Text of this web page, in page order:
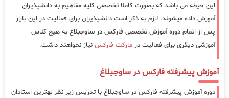
این حیطه می باشد که بصورت کاملا تخصصی کلیه مفاهیم به دانشپذیران
آموزش داده میشوند. لازم به ذکر است دانشپذیران برای فعالیت در این بازار
پس از اتمام دوره آموزش تخصصی فارکس در ساوجبلاغ به هیج کلاس
آموزشی دیگری برای فعالیت در مارکت فارکس نیاز نخواهند داشت.
آموزش پیشرفته فارکس در ساوجبلاغ
دوره آموزش پیشرفته فارکس در ساوجبلاغ با تدریس زیر نظر بهترین استادان